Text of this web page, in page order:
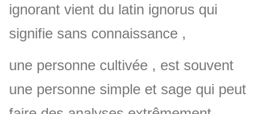
ignorant vient du latin ignorus qui
signifie sans connaissance ,
une personne cultivée , est souvent
une personne simple et sage qui peut